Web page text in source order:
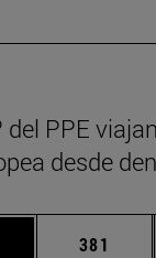
PPE
desde
desplazarse.
Página
381